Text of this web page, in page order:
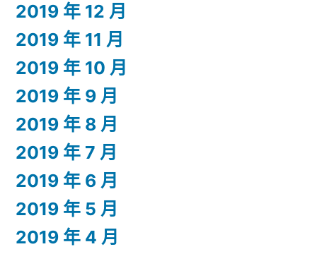
2019 年 12 月
2019 年 11 月
2019 年 10 月
2019 年 9 月
2019 年 8 月
2019 年 7 月
2019 年 6 月
2019 年 5 月
2019 年 4 月